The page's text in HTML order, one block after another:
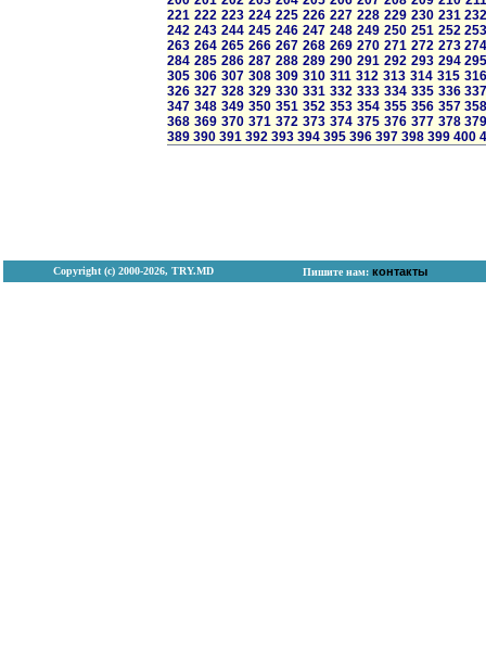
221 222 223 224 225 226 227 228 229 230 231
242 243 244 245 246 247 248 249 250 251 252
263 264 265 266 267 268 269 270 271 272 273
284 285 286 287 288 289 290 291 292 293 294
305 306 307 308 309 310 311 312 313 314 315 316
326 327 328 329 330 331 332 333 334 335 336
347 348 349 350 351 352 353 354 355 356 357
368 369 370 371 372 373 374 375 376 377 378
389 390 391 392 393 394 395 396 397 398 399 400
Copyright (с) 2000-2026, TRY.MD Пишите нам: контакты